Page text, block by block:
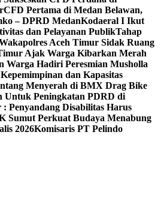
CFD Pertama di Medan Belawan,
– DPRD MedanKodaeral I Ikut
dan Pelayanan PublikTahap
Aceh Timur Sidak Ruang
Ajak Warga Kibarkan Merah
Warga Hadiri Peresmian Musholla
dan Kapasitas
Menyerah di BMX Drag Bike
Untuk Peningkatan PDRD di
: Penyandang Disabilitas Harus
Sumut Perkuat Budaya Menabung
2026Komisaris PT Pelindo